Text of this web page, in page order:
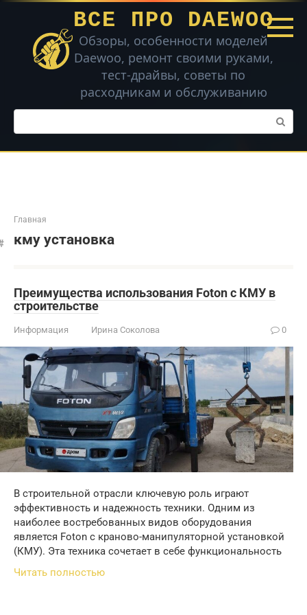
Перейти
контенту
ВСЕ ПРО DAEWOO
Обзоры, особенности моделей
Daewoo, ремонт своими руками,
тест-драйвы, советы по
расходникам и обслуживанию
Поиск:
Главная
кму установка
Преимущества использования Foton с КМУ в
строительстве
Информация Ирина Соколова 0
В строительной отрасли ключевую роль играют
эффективность и надежность техники. Одним из
наиболее востребованных видов оборудования
является Foton с краново-манипуляторной установкой
(КМУ). Эта техника сочетает в себе функциональность
Читать полностью